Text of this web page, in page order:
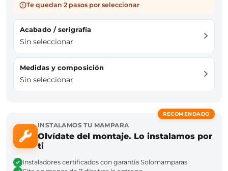
Te quedan 2 pasos por seleccionar
Acabado / serigrafía
Sin seleccionar
Medidas y composición
Sin seleccionar
RECOMENDADO
INSTALAMOS TU MAMPARA
Olvídate del montaje. Lo instalamos por
ti
Instaladores certificados con garantía Solomamparas